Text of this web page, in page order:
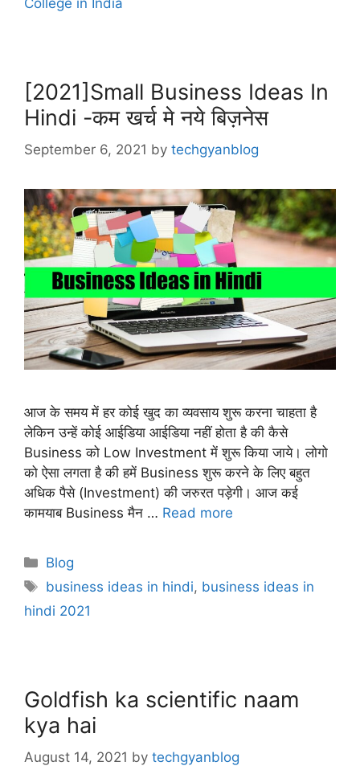
[2021]Small Business Ideas In
Hindi -कम खर्च मे नये बिज़नेस
September 6, 2021 by techgyanblog
आज के समय में हर कोई खुद का व्यवसाय शुरू करना चाहता है
लेकिन उन्हें कोई आईडिया आईडिया नहीं होता है की कैसे
Business को Low Investment में शुरू किया जाये। लोगो
को ऐसा लगता है की हमें Business शुरू करने के लिए बहुत
अधिक पैसे (Investment) की जरुरत पड़ेगी। आज कई
कामयाब Business मैन … Read more
Categories
Blog
Tags
business ideas in hindi, business ideas in
hindi 2021
Goldfish ka scientific naam
kya hai
August 14, 2021 by techgyanblog